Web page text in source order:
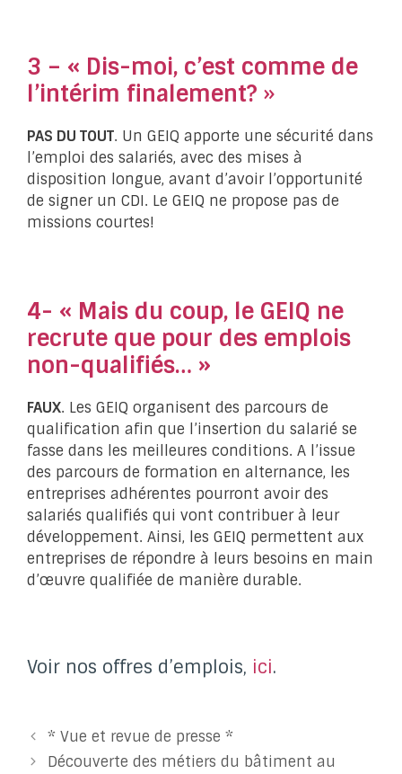
3 – « Dis-moi, c’est comme de
l’intérim finalement? »
PAS DU TOUT. Un GEIQ apporte une sécurité dans
l’emploi des salariés, avec des mises à
disposition longue, avant d’avoir l’opportunité
de signer un CDI. Le GEIQ ne propose pas de
missions courtes!
4- « Mais du coup, le GEIQ ne
recrute que pour des emplois
non-qualifiés… »
FAUX. Les GEIQ organisent des parcours de
qualification afin que l’insertion du salarié se
fasse dans les meilleures conditions. A l’issue
des parcours de formation en alternance, les
entreprises adhérentes pourront avoir des
salariés qualifiés qui vont contribuer à leur
développement. Ainsi, les GEIQ permettent aux
entreprises de répondre à leurs besoins en main
d’œuvre qualifiée de manière durable.
Voir nos offres d’emplois, ici.
* Vue et revue de presse *
Découverte des métiers du bâtiment au